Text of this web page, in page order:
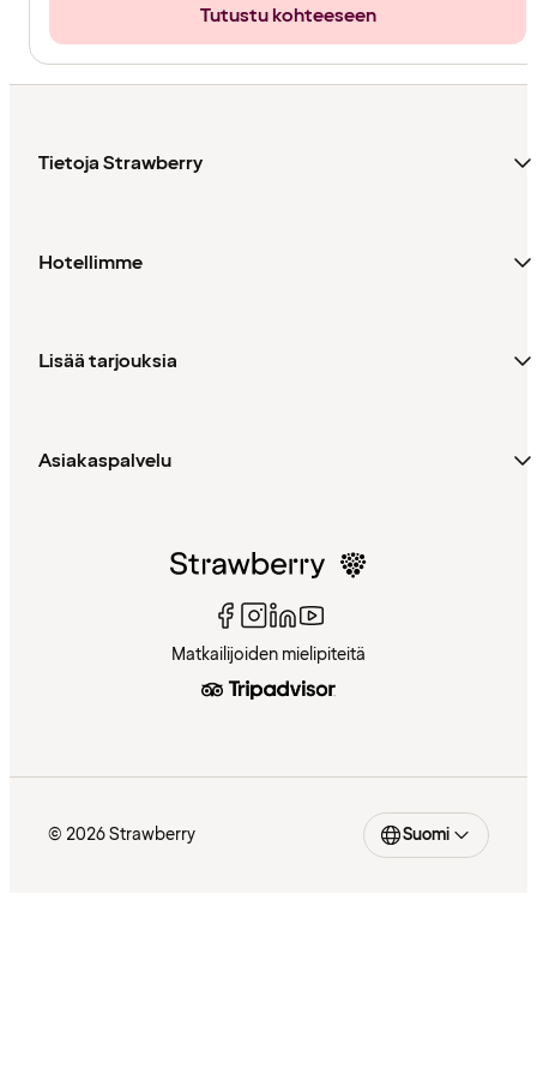
Tutustu kohteeseen
Tietoja Strawberry
Hotellimme
Lisää tarjouksia
Asiakaspalvelu
Matkailijoiden mielipiteitä
© 2026 Strawberry Suomi